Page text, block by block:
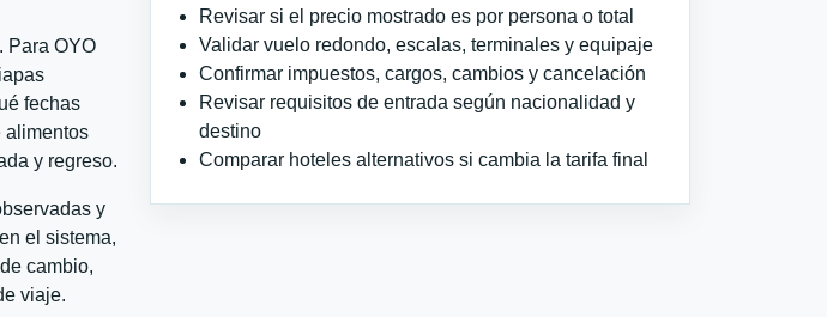
Para OYO
fechas
alimentos
y regreso.
y
el sistema,
cambio,
viaje.
Revisar si el precio mostrado es por persona o total
Validar vuelo redondo, escalas, terminales y equipaje
Confirmar impuestos, cargos, cambios y cancelación
Revisar requisitos de entrada según nacionalidad y
destino
Comparar hoteles alternativos si cambia la tarifa final